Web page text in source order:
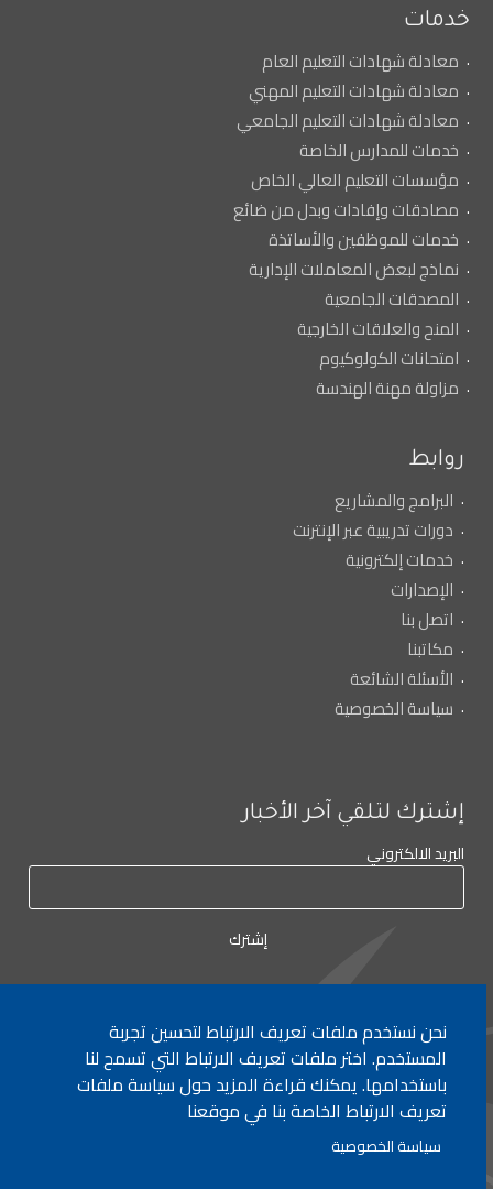
خدمات
معادلة شهادات التعليم العام
معادلة شهادات التعليم المهني
معادلة شهادات التعليم الجامعي
خدمات للمدارس الخاصة
مؤسسات التعليم العالي الخاص
مصادقات وإفادات وبدل من ضائع
خدمات للموظفين والأساتذة
نماذج لبعض المعاملات الإدارية
المصدقات الجامعية
المنح والعلاقات الخارجية
امتحانات الكولوكيوم
مزاولة مهنة الهندسة
روابط
البرامج والمشاريع
دورات تدريبية عبر الإنترنت
خدمات إلكترونية
الإصدارات
اتصل بنا
مكاتبنا
الأسئلة الشائعة
سياسة الخصوصية
إشترك لتلقي آخر الأخبار
البريد الالكتروني
لأي إستفسار الإتصال على:٠١/٧٧٢٠٠٠
جميع الحقوق محفوظة © 2026 , وزارة التربية والتعليم العالي، لبنان.
نحن نستخدم ملفات تعريف الارتباط لتحسين تجربة
المستخدم. اختر ملفات تعريف الارتباط التي تسمح لنا
باستخدامها. يمكنك قراءة المزيد حول سياسة ملفات
تعريف الارتباط الخاصة بنا في موقعنا
سياسة الخصوصية